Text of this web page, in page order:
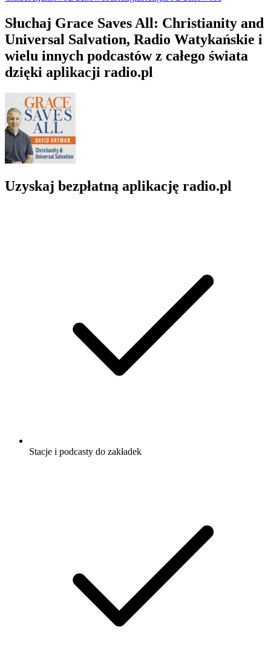
Słuchaj Grace Saves All: Christianity and
Universal Salvation, Radio Watykańskie i
wielu innych podcastów z całego świata
dzięki aplikacji radio.pl
Uzyskaj bezpłatną aplikację radio.pl
Stacje i podcasty do zakładek